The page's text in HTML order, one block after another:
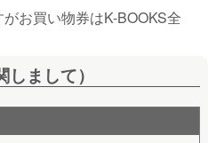
お買い物券はK-BOOKS全
まして）